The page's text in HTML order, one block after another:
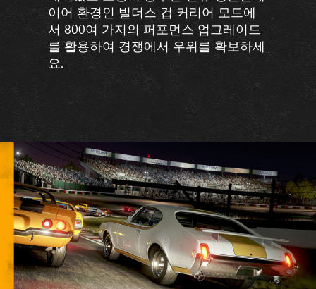
이어 환경인 빌더스 컵 커리어 모드에
서 800여 가지의 퍼포먼스 업그레이드
를 활용하여 경쟁에서 우위를 확보하세
요.